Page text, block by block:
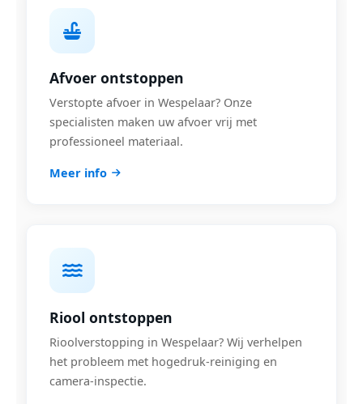
Afvoer ontstoppen
Verstopte afvoer in Wespelaar? Onze
specialisten maken uw afvoer vrij met
professioneel materiaal.
Meer info
Riool ontstoppen
Rioolverstopping in Wespelaar? Wij verhelpen
het probleem met hogedruk-reiniging en
camera-inspectie.